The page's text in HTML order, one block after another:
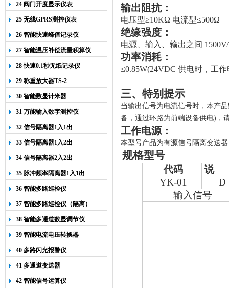
24 阀门开度显示仪表
25 无线GPRS测控仪表
26 智能快速峰值记录仪
27 智能温压补偿流量积算仪
28 快速0.1秒无纸记录仪
29 称重放大器TS-2
30 智能数显计米器
31 万能输入数字测控仪
32 信号隔离器1入1出
33 信号隔离器1入2出
34 信号隔离器2入2出
35 脉冲频率隔离器1入1出
36 智能多路巡检仪
37 智能多路巡检仪（隔离）
38 智能多通道数显调节仪
39 智能电流电压转换器
40 多路闪光报警仪
41 多通道变送器
42 智能信号运算仪
输出阻抗：
电压型≥10KΩ 电流型≤500Ω
绝缘强度：
电源、输入、输出之间
功率消耗：
≤0.85W(24VDC 供电时，工
三、特别提示
当输出信号为电流信号时，本产
备，通过环路为前端设备供电)，
工作电源：
本型号产品为有源信号隔离变送
规格型号
代码
说
YK-01
D
输入信号